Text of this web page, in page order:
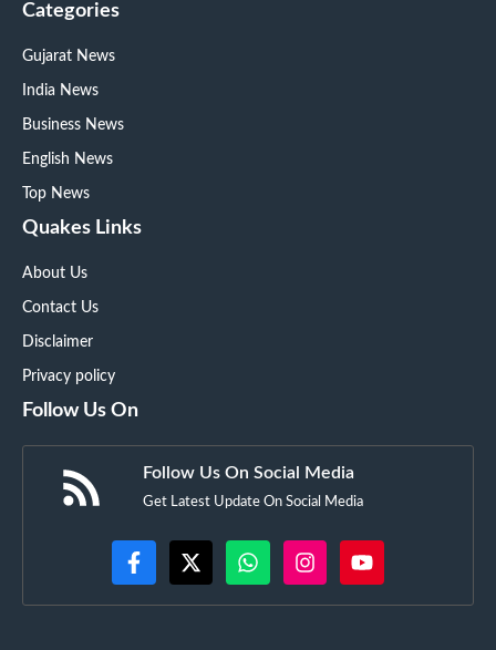
Categories
Gujarat News
India News
Business News
English News
Top News
Quakes Links
About Us
Contact Us
Disclaimer
Privacy policy
Follow Us On
Follow Us On Social Media
Get Latest Update On Social Media